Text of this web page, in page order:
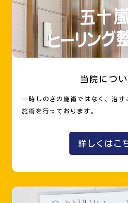
当院につ
一時しのぎの施術ではなく、治す
施術を行っております。
詳しくはこ